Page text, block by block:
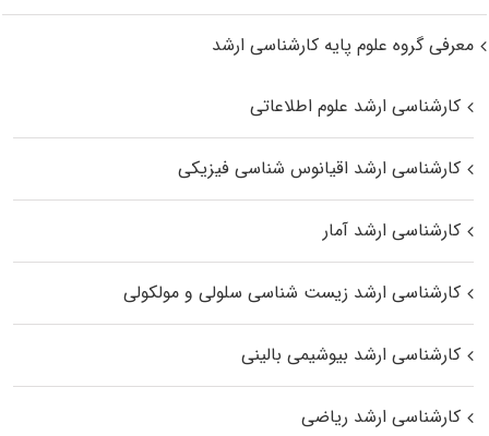
معرفی گروه علوم پایه کارشناسی ارشد
کارشناسی ارشد علوم اطلاعاتی
کارشناسی ارشد اقیانوس‌ شناسی فیزیکی
کارشناسی ارشد آمار
کارشناسی ارشد زیست شناسی سلولی و مولکولی
کارشناسی ارشد بیوشیمی بالینی
کارشناسی ارشد ریاضی